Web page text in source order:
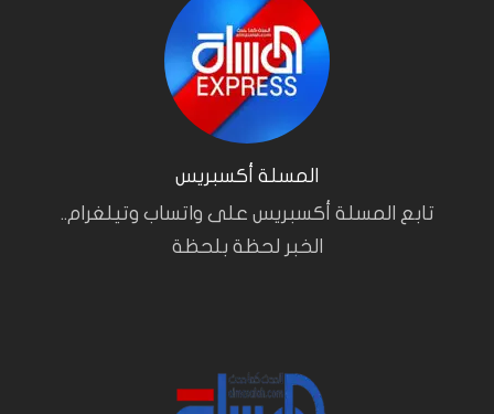
المسلة أكسبريس
تابع المسلة أكسبريس على واتساب وتيلغرام..
الخبر لحظة بلحظة